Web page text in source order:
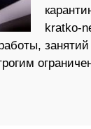
kratko-